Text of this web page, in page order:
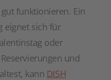
funktionieren. Ein
eignet sich für
oder
und
kann DISH